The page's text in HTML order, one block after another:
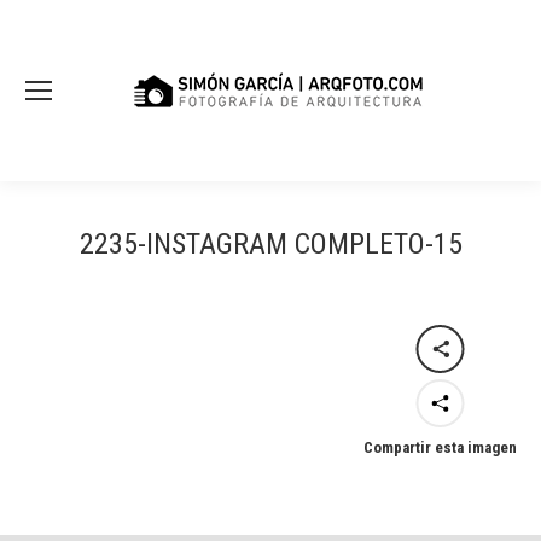
2235-INSTAGRAM COMPLETO-15
Compartir esta imagen